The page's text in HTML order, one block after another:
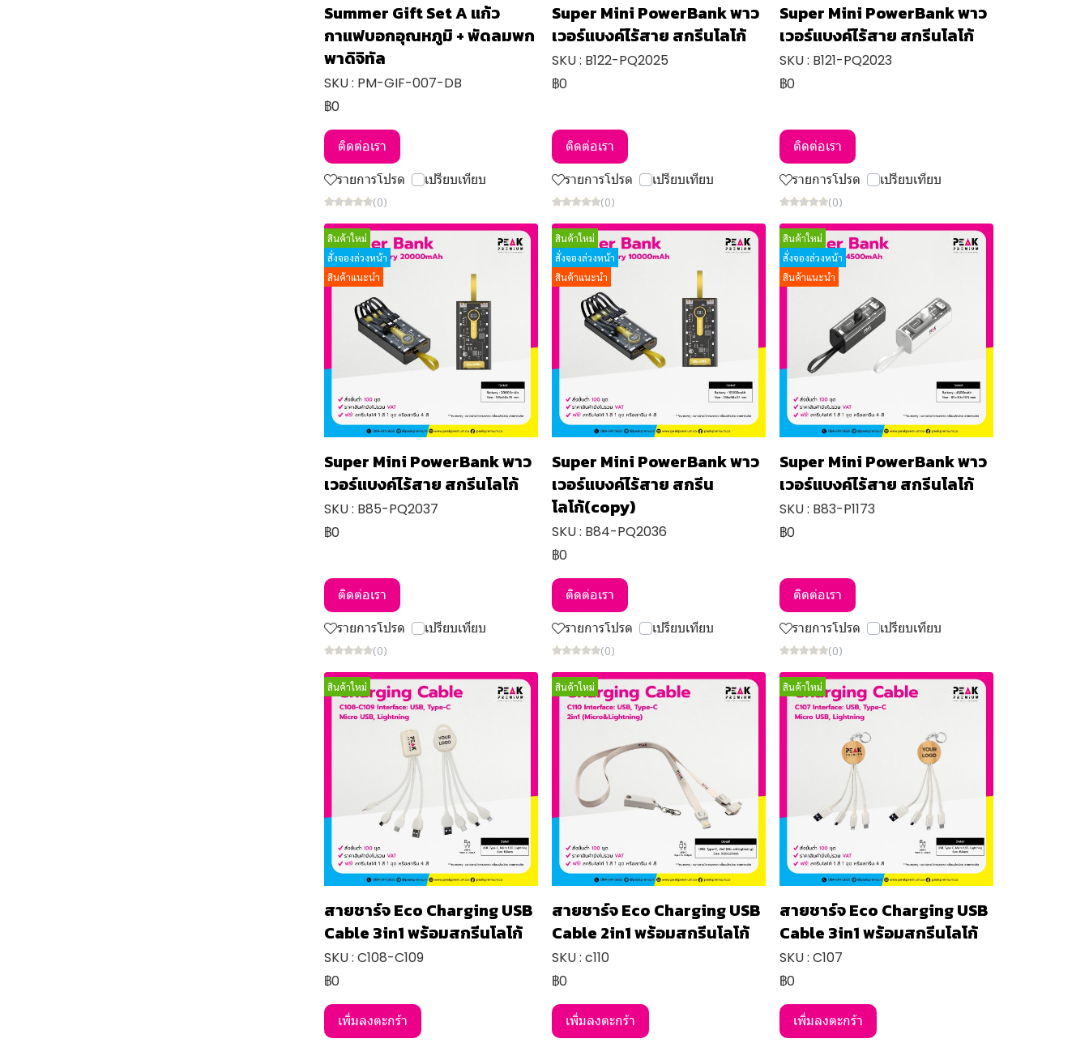
Summer Gift Set A แก้ว
กาแฟบอกอุณหภูมิ + พัดลมพก
พาดิจิทัล
SKU : PM-GIF-007-DB
฿0
ติดต่อเรา
รายการโปรด
เปรียบเทียบ
(0)
Super Mini PowerBank พาว
เวอร์แบงค์ไร้สาย สกรีนโลโก้
SKU : B122-PQ2025
฿0
ติดต่อเรา
รายการโปรด
เปรียบเทียบ
(0)
Super Mini PowerBank พาว
เวอร์แบงค์ไร้สาย สกรีนโลโก้
SKU : B121-PQ2023
฿0
ติดต่อเรา
รายการโปรด
เปรียบเทียบ
(0)
สินค้าใหม่
สั่งจองล่วงหน้า
สินค้าแนะนำ
Super Mini PowerBank พาว
เวอร์แบงค์ไร้สาย สกรีนโลโก้
SKU : B85-PQ2037
฿0
ติดต่อเรา
รายการโปรด
เปรียบเทียบ
(0)
สินค้าใหม่
สั่งจองล่วงหน้า
สินค้าแนะนำ
Super Mini PowerBank พาว
เวอร์แบงค์ไร้สาย สกรีน
โลโก้(copy)
SKU : B84-PQ2036
฿0
ติดต่อเรา
รายการโปรด
เปรียบเทียบ
(0)
สินค้าใหม่
สั่งจองล่วงหน้า
สินค้าแนะนำ
Super Mini PowerBank พาว
เวอร์แบงค์ไร้สาย สกรีนโลโก้
SKU : B83-P1173
฿0
ติดต่อเรา
รายการโปรด
เปรียบเทียบ
(0)
สินค้าใหม่
สายชาร์จ Eco Charging USB
Cable 3in1 พร้อมสกรีนโลโก้
SKU : C108-C109
฿0
เพิ่มลงตะกร้า
สินค้าใหม่
สายชาร์จ Eco Charging USB
Cable 2in1 พร้อมสกรีนโลโก้
SKU : c110
฿0
เพิ่มลงตะกร้า
สินค้าใหม่
สายชาร์จ Eco Charging USB
Cable 3in1 พร้อมสกรีนโลโก้
SKU : C107
฿0
เพิ่มลงตะกร้า